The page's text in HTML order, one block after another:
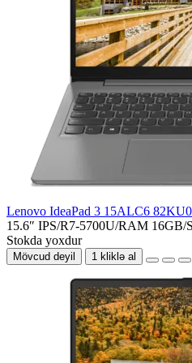
Lenovo IdeaPad 3 15ALC6
15.6″ IPS/R7-5700U/RAM
Stokda yoxdur
Mövcud deyil 1 kliklə al